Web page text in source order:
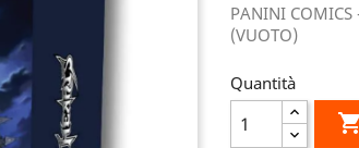
PANINI COMICS
(VUOTO)
Quantità
